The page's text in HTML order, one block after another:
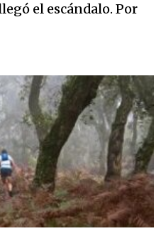
el escándalo. Por